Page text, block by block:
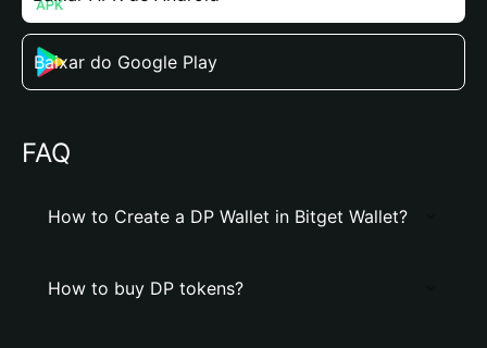
Baixar do Google Play
FAQ
How to Create a DP Wallet in Bitget Wallet?
How to buy DP tokens?